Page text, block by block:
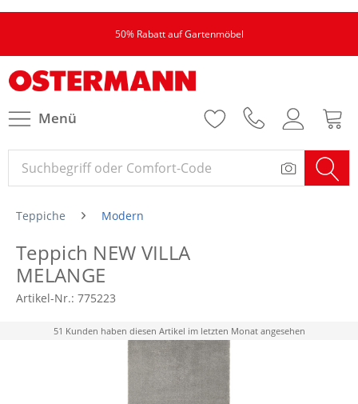
50% Rabatt auf Gartenmöbel
Menü
Teppiche Modern
Teppich NEW VILLA
MELANGE
Artikel-Nr.: 775223
51 Kunden haben diesen Artikel im letzten Monat angesehen